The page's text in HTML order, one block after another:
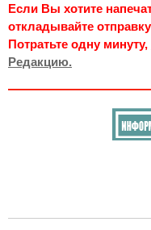
Если Вы хотите
откладывайте
Потратьте одну минуту,
Редакцию.